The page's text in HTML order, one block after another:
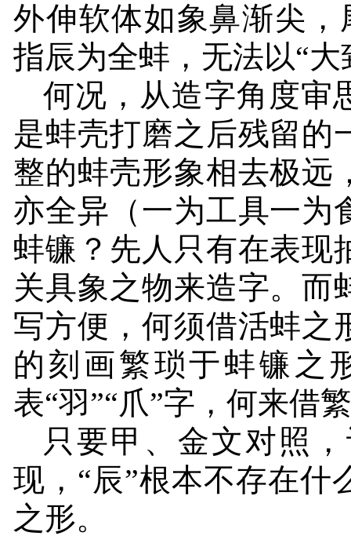
外伸软体如象鼻渐尖
指辰为全蚌，无法以“
何况，从造字角度审
是蚌壳打磨之后残留的
整的蚌壳形象相去极远
亦全异（一为工具一为
蚌镰？先人只有在表现
关具象之物来造字。而
写方便，何须借活蚌之
的刻画繁琐于蚌镰之
表“羽”“爪”字，何来借
只要甲、金文对照
现，“辰”根本不存在什
之形。